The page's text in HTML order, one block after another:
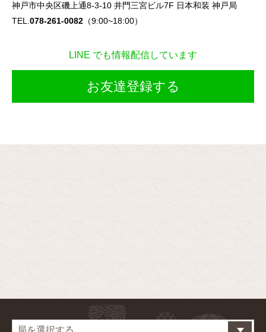
神戸市中央区磯上通8-3-10 井門三宮ビル7F 日本和装 神戸局
TEL. 078-261-0082 （9:00~18:00）
LINE でも情報配信しています
お友達登録する